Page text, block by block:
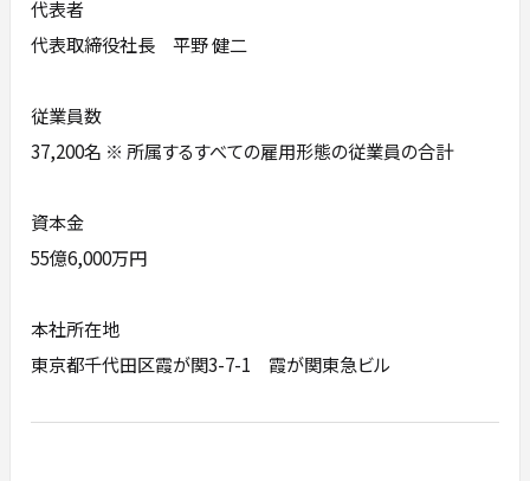
代表者
代表取締役社長 平野 健二
従業員数
37,200名 ※ 所属するすべての雇用形態の従業員の合計
資本金
55億6,000万円
本社所在地
東京都千代田区霞が関3-7-1 霞が関東急ビル